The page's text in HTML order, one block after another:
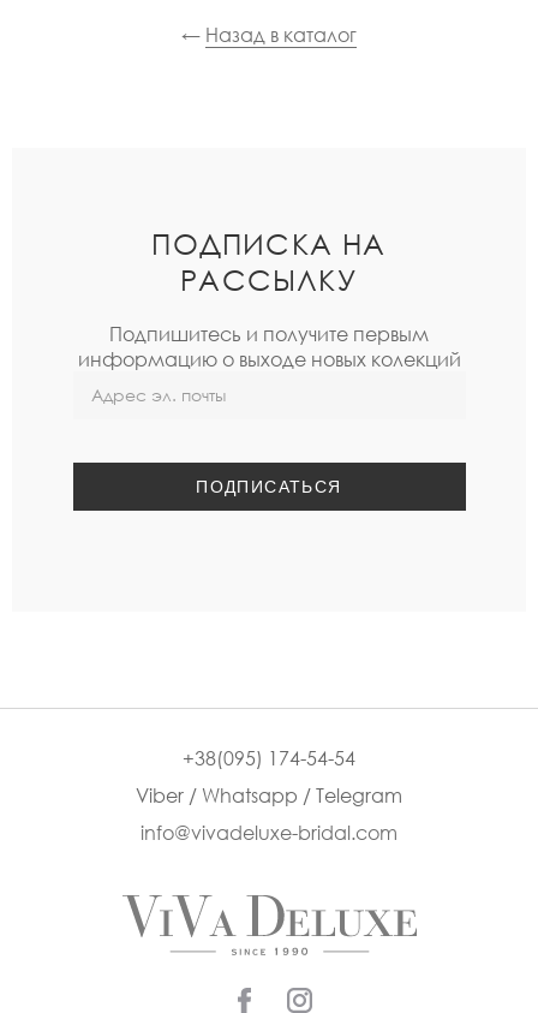
← Назад в каталог
ПОДПИСКА НА
РАССЫЛКУ
Подпишитесь и получите первым
информацию о выходе новых колекций
+38(095) 174-54-54
Viber / Whatsapp / Telegram
info@vivadeluxe-bridal.com